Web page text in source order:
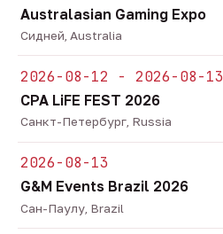
Australasian Gaming Expo
Сидней, Australia
2026-08-12 - 2026-08-13
CPA LiFE FEST 2026
Санкт-Петербург, Russia
2026-08-13
G&M Events Brazil 2026
Сан-Паулу, Brazil